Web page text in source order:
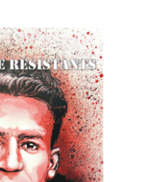
Résistants